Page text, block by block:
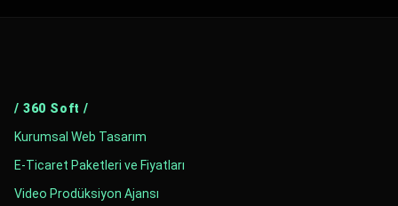
/ 360 Soft /
Kurumsal Web Tasarım
E-Ticaret Paketleri ve Fiyatları
Video Prodüksiyon Ajansı